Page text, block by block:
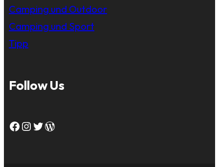
Camping und Outdoor
Camping und Sport
Tipp
Follow Us
Facebook Instagram Twitter WordPress